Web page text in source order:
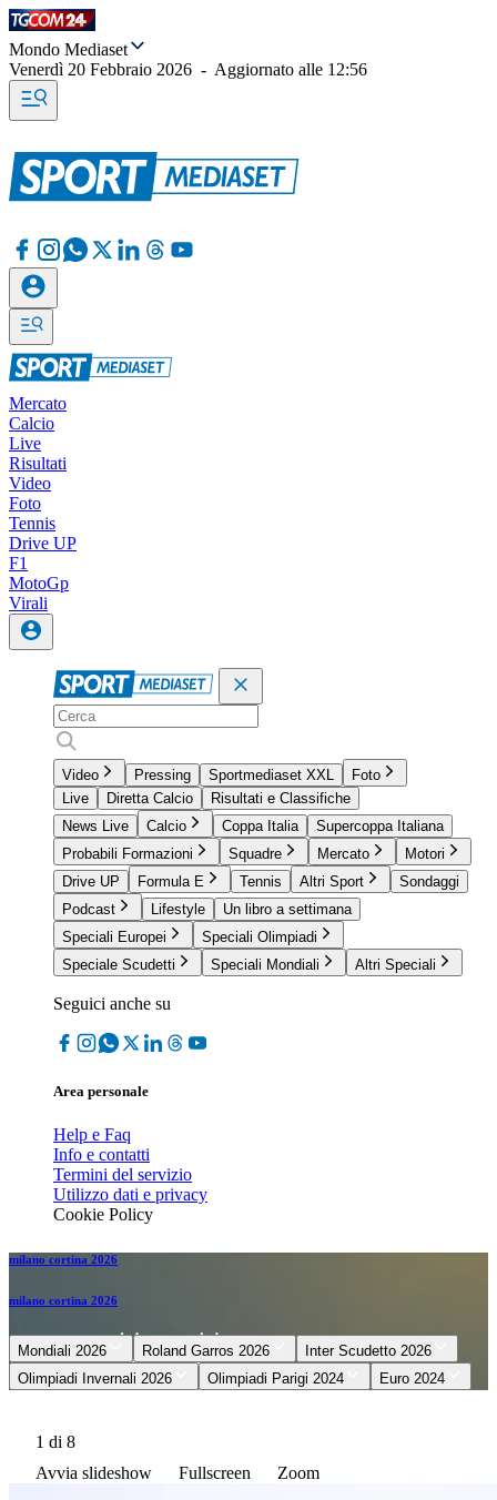
Mondo Mediaset
Venerdì 20 Febbraio 2026 - Aggiornato alle 12:56
Mercato
Calcio
Live
Risultati
Video
Foto
Tennis
Drive UP
F1
MotoGp
Virali
Video Pressing Sportmediaset XXL
Foto
Live
Diretta Calcio
Risultati e Classifiche
News Live
Calcio Coppa Italia
Supercoppa Italiana
Probabili Formazioni
Squadre Mercato
Motori
Drive UP
Formula E Tennis Altri Sport
Sondaggi
Podcast
Lifestyle
Un libro a settimana
Speciali Europei
Speciali Olimpiadi
Speciale Scudetti
Speciali Mondiali Altri Speciali
Seguici anche su
Area personale
Help e Faq
Info e contatti
Termini del servizio
Utilizzo dati e privacy
Cookie Policy
milano cortina 2026
milano cortina 2026
Mondiali 2026 Roland Garros 2026
Inter Scudetto 2026
Olimpiadi Invernali 2026
Olimpiadi Parigi 2024 Euro 2024
1 di 8
Avvia slideshow
Fullscreen Zoom